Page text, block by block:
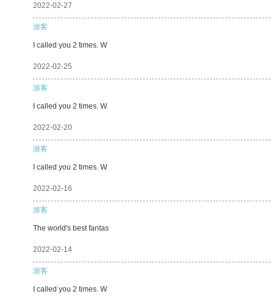
2022-02-27
游客
I called you 2 times. W
2022-02-25
游客
I called you 2 times. W
2022-02-20
游客
I called you 2 times. W
2022-02-16
游客
The world's best fantas
2022-02-14
游客
I called you 2 times. W